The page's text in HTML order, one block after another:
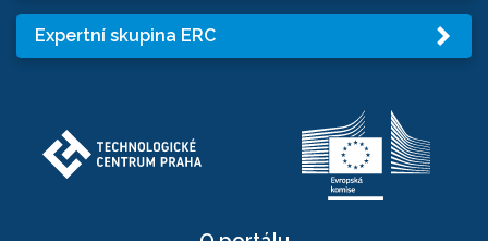
Expertní skupina ERC